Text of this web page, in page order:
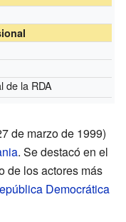
de la RDA
de marzo de 1999)
. Se destacó en el
de los actores más
Democrática